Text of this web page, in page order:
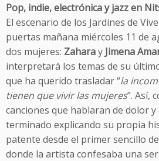
Pop, indie, electrónica y jazz en
El escenario de los Jardines de
puertas mañana miércoles 11 de
dos mujeres: Zaharay Jimena
interpretará los temas de su
que ha querido trasladar “la
tienen que vivir las mujeres”. Así,
canciones que hablaran de dolor y
terminado explicando su propia
patente desde el primer sencillo
donde la artista confesaba una